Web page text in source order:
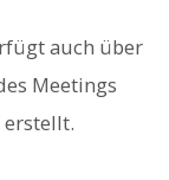
auch über
Meetings